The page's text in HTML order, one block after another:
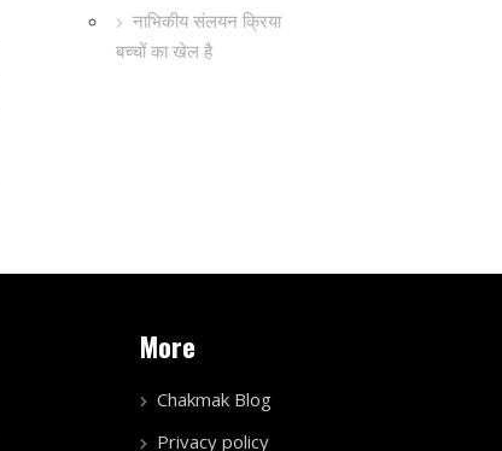
नाभिकीय संलयन क्रिया
बच्चों का खेल है
More
Chakmak Blog
Privacy policy